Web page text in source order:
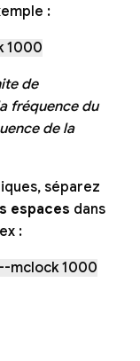
:
1000
de
fréquence du
de la
séparez
espaces dans
:
mclock 1000